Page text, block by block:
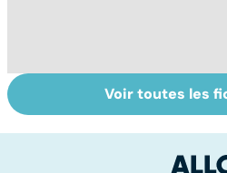
Comment tenir
ses bonnes
Voir toutes les